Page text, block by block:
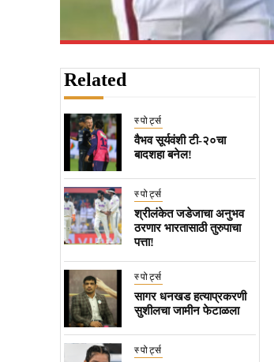
Related
स्पोर्ट्स
वैभव सूर्यवंशी टी-२०चा
बादशहा बनेल!
स्पोर्ट्स
श्रीलंकेत जडेजाचा अनुभव
ठरणार भारतासाठी तुरुपाचा
पत्ता!
स्पोर्ट्स
सागर धनखड हत्याप्रकरणी
सुशीलचा जामीन फेटाळला
स्पोर्ट्स